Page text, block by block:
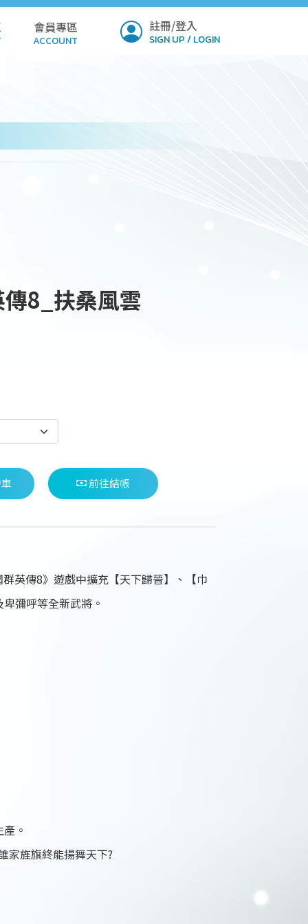
會員專區
ACCOUNT
SETTINGS
註冊/登入
SIGN UP / LOGIN
8_扶桑風雲
前往結帳
英傳8》遊戲中擴充【天下歸晉】、【巾
彌呼等全新武將。
。
家旌旗終能揚舞天下?